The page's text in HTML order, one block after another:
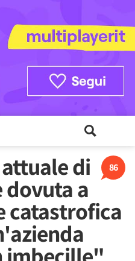
86
di
dovuta a
catastrofica